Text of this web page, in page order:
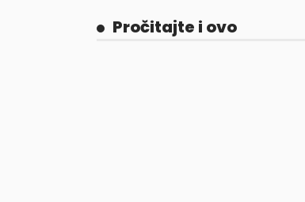
Pročitajte i ovo